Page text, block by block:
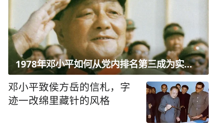
1978年邓小平如何从党内排名第三成为实际核心？
邓小平致侯方岳的信札，字
迹一改绵里藏针的风格